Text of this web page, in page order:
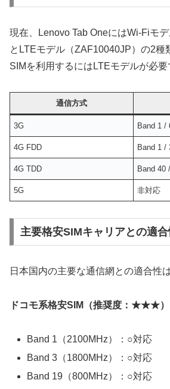
現在、Lenovo Tab OneにはWi-Fiモデ
とLTEモデル（ZAF10040JP）の2種
SIMを利用するにはLTEモデルが必要
通信方式
3G Band 1 /
4G FDD Band 1 /
4G TDD Band 40
5G 非対応
主要格安SIMキャリアとの適
日本国内の主要な通信網との適合性
ドコモ系格安SIM（推奨度：★★★）
Band 1（2100MHz）：○対応
Band 3（1800MHz）：○対応
Band 19（800MHz）：○対応